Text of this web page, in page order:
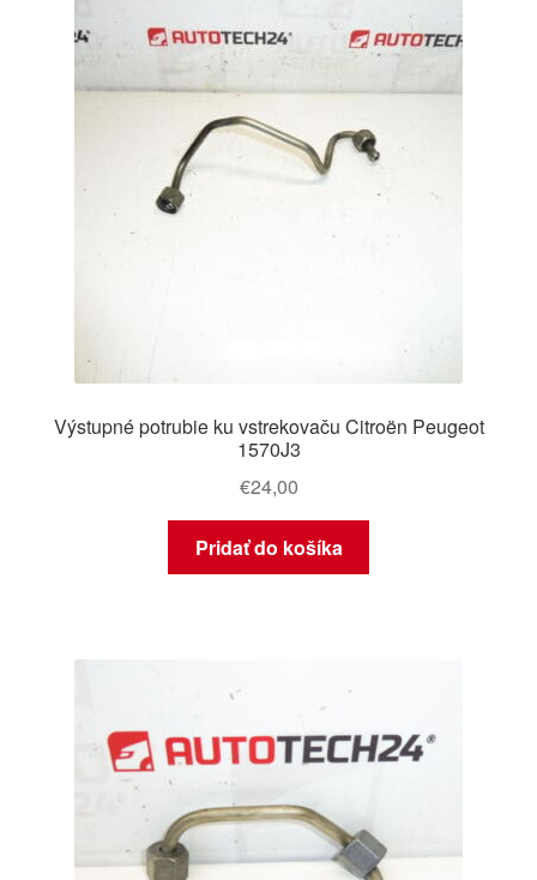
Výstupné potrubie ku vstrekovaču Citroën Peugeot
1570J3
€24,00
Pridať do košíka